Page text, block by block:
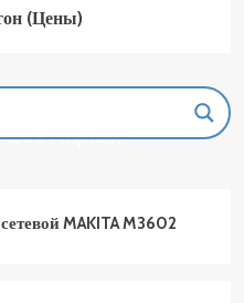
(Цены)
(Цены)
MAKITA M3602